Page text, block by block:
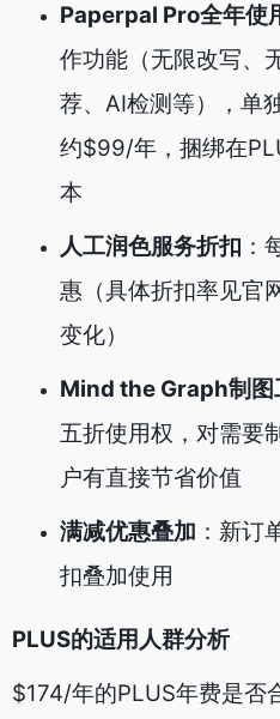
Paperpal Pro全年使
作功能（无限改写、
荐、AI检测等），单
约$99/年，捆绑在
本
人工润色服务折扣 ：
惠（具体折扣率见官
变化）
Mind the Graph制图
五折使用权，对需要
户有直接节省价值
满减优惠叠加 ：新订
扣叠加使用
PLUS的适用人群分析
$174/年的PLUS年费是否